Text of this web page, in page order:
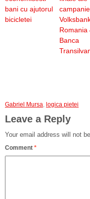
bani cu ajutorul
bicicletei
Romania
Banca
Gabriel Mursa, logica pietei
Leave a Reply
Your email address will not
Comment *